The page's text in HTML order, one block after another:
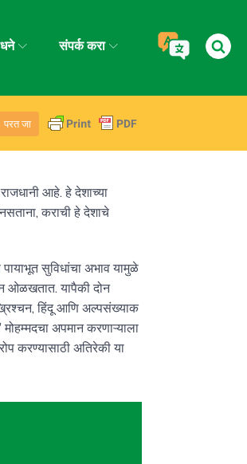
संपर्क करा
परत जा
आहे. हे देशाच्या
कराची हे देशाचे
सुविधांचा अभाव यामुळे
ओळखतात. यापैकी दोन
हिंदू आणि अल्पसंख्याक
अपमान करणाऱ्याला
करण्यासाठी अतिरेकी या